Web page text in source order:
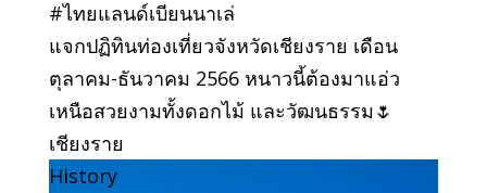
#ไทยแลนด์เบียนนาเล่
แจกปฏิทินท่องเที่ยวจังหวัดเชียงราย เดือน
ตุลาคม-ธันวาคม 2566 หนาวนี้ต้องมาแอ่ว
เหนือสวยงามทั้งดอกไม้ และวัฒนธรรม🌷
เชียงราย
History